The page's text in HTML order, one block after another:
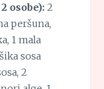
osobe):2
peršuna,
1 mala
sosa
2